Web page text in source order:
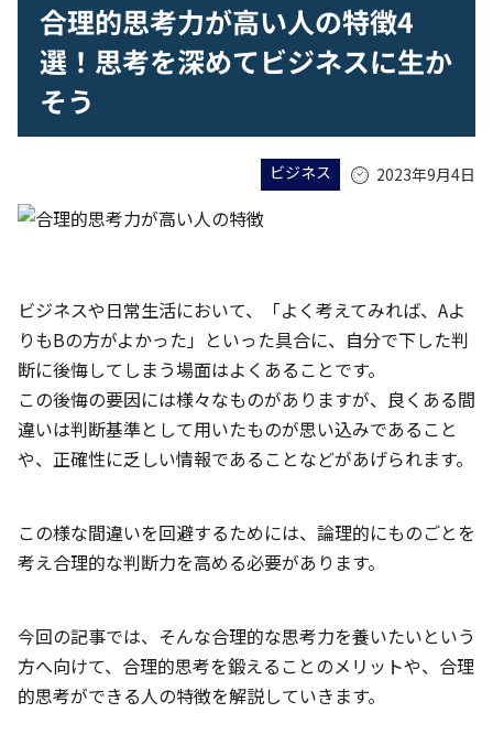
合理的思考力が高い人の特徴4
選！思考を深めてビジネスに生か
そう
ビジネス 2023年9月4日
ビジネスや日常生活において、「よく考えてみれば、Aよ
りもBの方がよかった」といった具合に、自分で下した判
断に後悔してしまう場面はよくあることです。
この後悔の要因には様々なものがありますが、良くある間
違いは判断基準として用いたものが思い込みであること
や、正確性に乏しい情報であることなどがあげられます。
この様な間違いを回避するためには、論理的にものごとを
考え合理的な判断力を高める必要があります。
今回の記事では、そんな合理的な思考力を養いたいという
方へ向けて、合理的思考を鍛えることのメリットや、合理
的思考ができる人の特徴を解説していきます。